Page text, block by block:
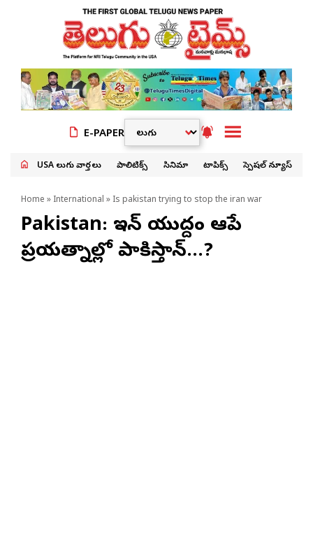
E-PAPER
USA తెలుగు వార్తలు పాలిటిక్స్ సినిమా టాపిక్స్ స్పెషల్ న్యూస్
Home » International » Is pakistan trying to stop the iran war
Pakistan: ఇరాన్ యుద్దం ఆపే
ప్రయత్నాల్లో పాకిస్తాన్…?